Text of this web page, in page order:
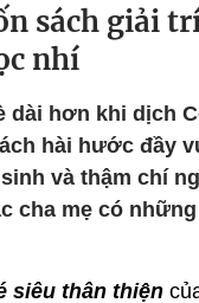
sách giải
nhí
dài hơn khi dịch
hài hước đầy
và thậm chí
cha mẹ có
siêu thân thiện